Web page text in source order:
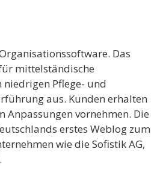
Das
mittelständische
Pflege- und
aus. Kunden erhalten
vornehmen. Die
erstes Weblog zum
wie die Sofistik AG,